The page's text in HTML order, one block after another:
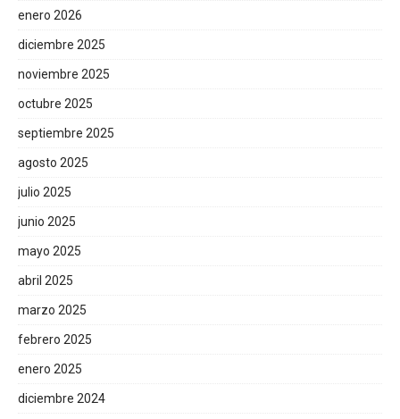
enero 2026
diciembre 2025
noviembre 2025
octubre 2025
septiembre 2025
agosto 2025
julio 2025
junio 2025
mayo 2025
abril 2025
marzo 2025
febrero 2025
enero 2025
diciembre 2024